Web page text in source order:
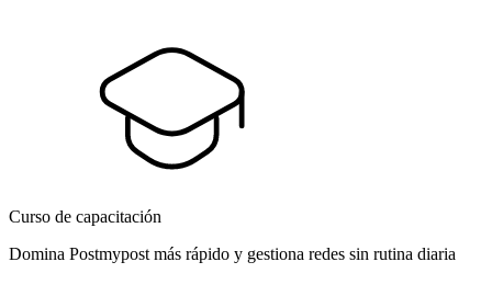
Curso de capacitación
Domina Postmypost más rápido y gestiona redes sin rutina diaria